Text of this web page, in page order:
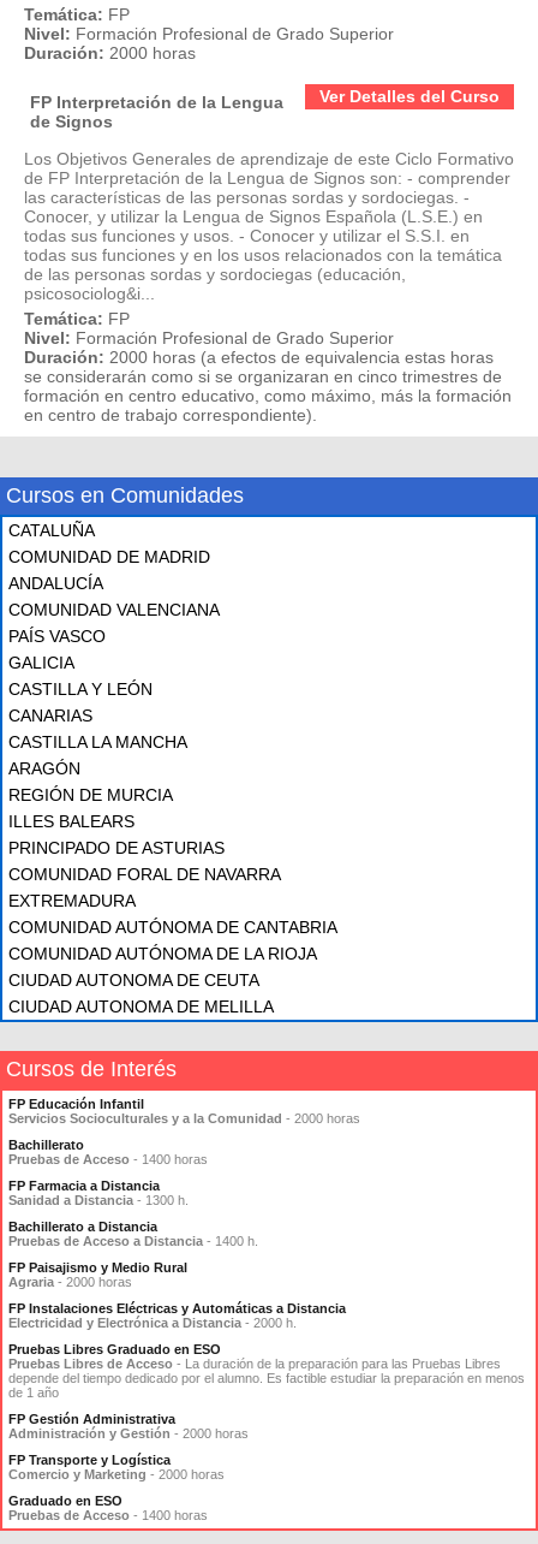
Temática: FP
Nivel: Formación Profesional de Grado Superior
Duración: 2000 horas
Ver Detalles del Curso
FP Interpretación de la Lengua
de Signos
Los Objetivos Generales de aprendizaje de este Ciclo Formativo
de FP Interpretación de la Lengua de Signos son: - comprender
las características de las personas sordas y sordociegas. -
Conocer, y utilizar la Lengua de Signos Española (L.S.E.) en
todas sus funciones y usos. - Conocer y utilizar el S.S.I. en
todas sus funciones y en los usos relacionados con la temática
de las personas sordas y sordociegas (educación,
psicosociolog&i...
Temática: FP
Nivel: Formación Profesional de Grado Superior
Duración: 2000 horas (a efectos de equivalencia estas horas
se considerarán como si se organizaran en cinco trimestres de
formación en centro educativo, como máximo, más la formación
en centro de trabajo correspondiente).
Cursos en Comunidades
CATALUÑA
COMUNIDAD DE MADRID
ANDALUCÍA
COMUNIDAD VALENCIANA
PAÍS VASCO
GALICIA
CASTILLA Y LEÓN
CANARIAS
CASTILLA LA MANCHA
ARAGÓN
REGIÓN DE MURCIA
ILLES BALEARS
PRINCIPADO DE ASTURIAS
COMUNIDAD FORAL DE NAVARRA
EXTREMADURA
COMUNIDAD AUTÓNOMA DE CANTABRIA
COMUNIDAD AUTÓNOMA DE LA RIOJA
CIUDAD AUTONOMA DE CEUTA
CIUDAD AUTONOMA DE MELILLA
Cursos de Interés
FP Educación Infantil
Servicios Socioculturales y a la Comunidad - 2000 horas
Bachillerato
Pruebas de Acceso - 1400 horas
FP Farmacia a Distancia
Sanidad a Distancia - 1300 h.
Bachillerato a Distancia
Pruebas de Acceso a Distancia - 1400 h.
FP Paisajismo y Medio Rural
Agraria - 2000 horas
FP Instalaciones Eléctricas y Automáticas a Distancia
Electricidad y Electrónica a Distancia - 2000 h.
Pruebas Libres Graduado en ESO
Pruebas Libres de Acceso - La duración de la preparación para las Pruebas Libres
depende del tiempo dedicado por el alumno. Es factible estudiar la preparación en menos
de 1 año
FP Gestión Administrativa
Administración y Gestión - 2000 horas
FP Transporte y Logística
Comercio y Marketing - 2000 horas
Graduado en ESO
Pruebas de Acceso - 1400 horas